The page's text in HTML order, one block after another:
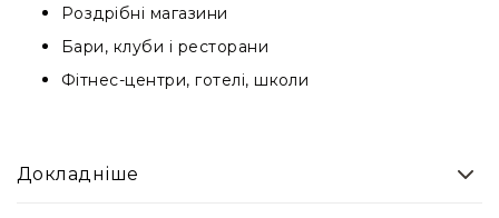
комплектуючі
Навушники
Універсальні
Роздрібні магазини
Бари, клуби і ресторани
Фітнес-центри, готелі, школи
Докладніше